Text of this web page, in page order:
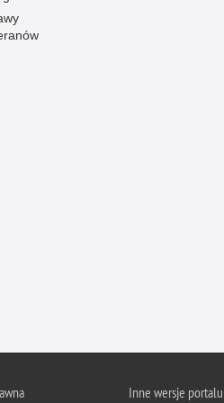
i odważni
człowieka
Inne wersje portalu